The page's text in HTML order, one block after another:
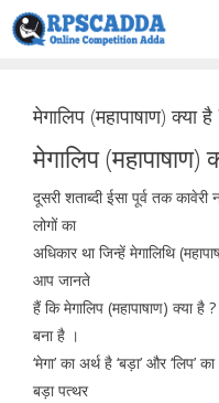
Skip
to
मेगालिप (महापाषाण) क्या है
मेगालिप (महापाषाण)
दूसरी शताब्दी ईसा पूर्व तक
लोगों का
अधिकार था जिन्हें मेगालिथि
आप जानते
हैं कि मेगालिप (महापाषाण) क्या है
बना है ।
‘मेगा’ का अर्थ है ‘बड़ा’ और
बड़ा पत्थर